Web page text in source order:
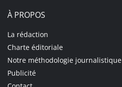
À PROPOS
La rédaction
Charte éditoriale
Notre méthodologie journalistique
Publicité